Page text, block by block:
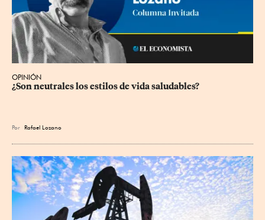
OPINIÓN
¿Son neutrales los estilos de vida saludables?
Por Rafael Lozano